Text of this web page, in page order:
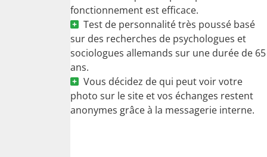
fonctionnement est efficace.
Test de personnalité très poussé basé
sur des recherches de psychologues et
sociologues allemands sur une durée de 65
ans.
Vous décidez de qui peut voir votre
photo sur le site et vos échanges restent
anonymes grâce à la messagerie interne.